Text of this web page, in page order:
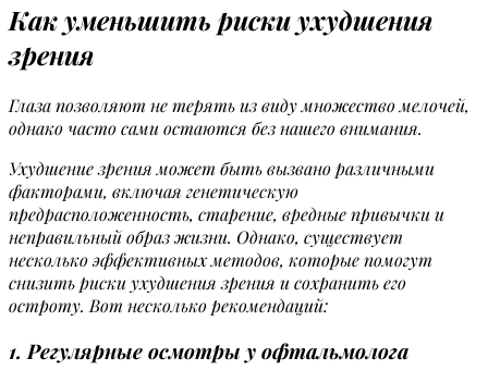
Как уменьшить риски ухудшения
зрения
Глаза позволяют не терять из виду множество мелочей,
однако часто сами остаются без нашего внимания.
Ухудшение зрения может быть вызвано различными
факторами, включая генетическую
предрасположенность, старение, вредные привычки и
неправильный образ жизни. Однако, существует
несколько эффективных методов, которые помогут
снизить риски ухудшения зрения и сохранить его
остроту. Вот несколько рекомендаций:
1. Регулярные осмотры у офтальмолога